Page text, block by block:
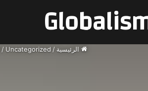
الرئيسية /
Uncategorized
/